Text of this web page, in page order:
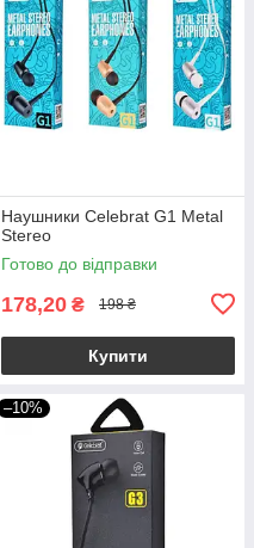
Наушники Celebrat G1 Metal
Stereo
Готово до відправки
178,20 ₴ 198 ₴
Купити
–10%